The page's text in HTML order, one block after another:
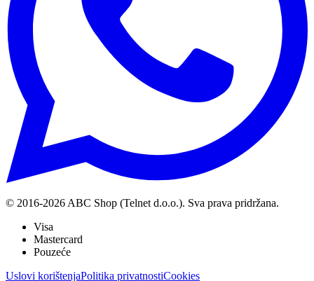
© 2016-2026 ABC Shop (Telnet d.o.o.). Sva prava pridržana.
Visa
Mastercard
Pouzeće
Uslovi korištenjaPolitika privatnostiCookies